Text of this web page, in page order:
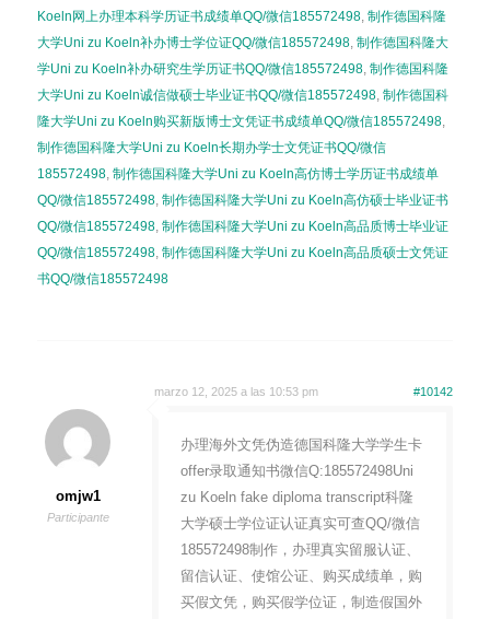
Koeln网上办理本科学历证书成绩单QQ/微信185572498, 制作德国科隆
大学Uni zu Koeln补办博士学位证QQ/微信185572498, 制作德国科隆大
学Uni zu Koeln补办研究生学历证书QQ/微信185572498, 制作德国科隆
大学Uni zu Koeln诚信做硕士毕业证书QQ/微信185572498, 制作德国科
隆大学Uni zu Koeln购买新版博士文凭证书成绩单QQ/微信185572498,
制作德国科隆大学Uni zu Koeln长期办学士文凭证书QQ/微信
185572498, 制作德国科隆大学Uni zu Koeln高仿博士学历证书成绩单
QQ/微信185572498, 制作德国科隆大学Uni zu Koeln高仿硕士毕业证书
QQ/微信185572498, 制作德国科隆大学Uni zu Koeln高品质博士毕业证
QQ/微信185572498, 制作德国科隆大学Uni zu Koeln高品质硕士文凭证
书QQ/微信185572498
marzo 12, 2025 a las 10:53 pm #10142
omjw1
Participante
办理海外文凭伪造德国科隆大学学生卡
offer录取通知书微信Q:185572498Uni
zu Koeln fake diploma transcript科隆
大学硕士学位证认证真实可查QQ/微信
185572498制作，办理真实留服认证、
留信认证、使馆公证、购买成绩单，购
买假文凭，购买假学位证，制造假国外